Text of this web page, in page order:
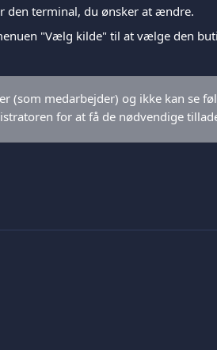
den terminal, du ønsker at ændre.
"Vælg kilde" til at vælge den
(som medarbejder) og ikke kan se
for at få de nødvendige